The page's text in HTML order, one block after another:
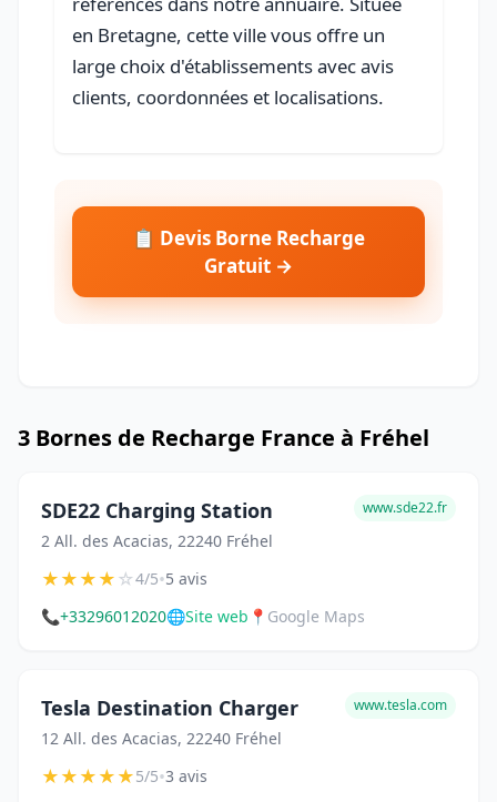
en Bretagne, cette ville vous offre un
large choix d'établissements avec avis
clients, coordonnées et localisations.
📋 Devis Borne Recharge
Gratuit →
3 Bornes de Recharge France à Fréhel
SDE22 Charging Station
2 All. des Acacias, 22240 Fréhel
www.sde22.fr
★★★★☆4/5•5 avis
📞+33296012020🌐Site web 📍 Google Maps
Tesla Destination Charger
12 All. des Acacias, 22240 Fréhel
www.tesla.com
★★★★★5/5•3 avis